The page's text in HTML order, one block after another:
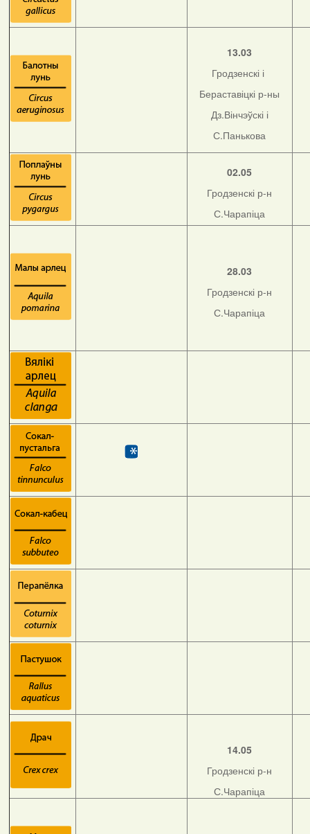
13.03
Гродзенскі і
Бераставіцкі р-ны
Дз.Вінчэўскі і
С.Панькова
02.05
Гродзенскі р-н
С.Чарапіца
28.03
Гродзенскі р-н
С.Чарапіца
14.05
Гродзенскі р-н
С.Чарапіца